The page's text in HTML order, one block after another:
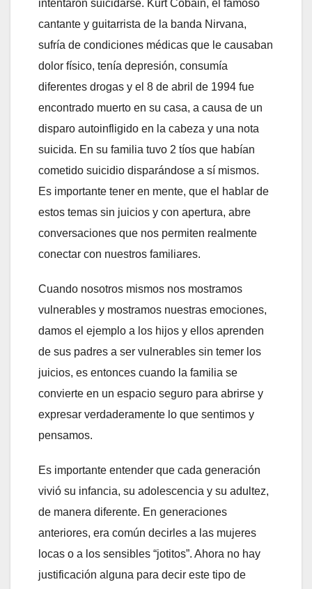
intentaron suicidarse. Kurt Cobain, el famoso
cantante y guitarrista de la banda Nirvana,
sufría de condiciones médicas que le causaban
dolor físico, tenía depresión, consumía
diferentes drogas y el 8 de abril de 1994 fue
encontrado muerto en su casa, a causa de un
disparo autoinfligido en la cabeza y una nota
suicida. En su familia tuvo 2 tíos que habían
cometido suicidio disparándose a sí mismos.
Es importante tener en mente, que el hablar de
estos temas sin juicios y con apertura, abre
conversaciones que nos permiten realmente
conectar con nuestros familiares.
Cuando nosotros mismos nos mostramos
vulnerables y mostramos nuestras emociones,
damos el ejemplo a los hijos y ellos aprenden
de sus padres a ser vulnerables sin temer los
juicios, es entonces cuando la familia se
convierte en un espacio seguro para abrirse y
expresar verdaderamente lo que sentimos y
pensamos.
Es importante entender que cada generación
vivió su infancia, su adolescencia y su adultez,
de manera diferente. En generaciones
anteriores, era común decirles a las mujeres
locas o a los sensibles “jotitos”. Ahora no hay
justificación alguna para decir este tipo de